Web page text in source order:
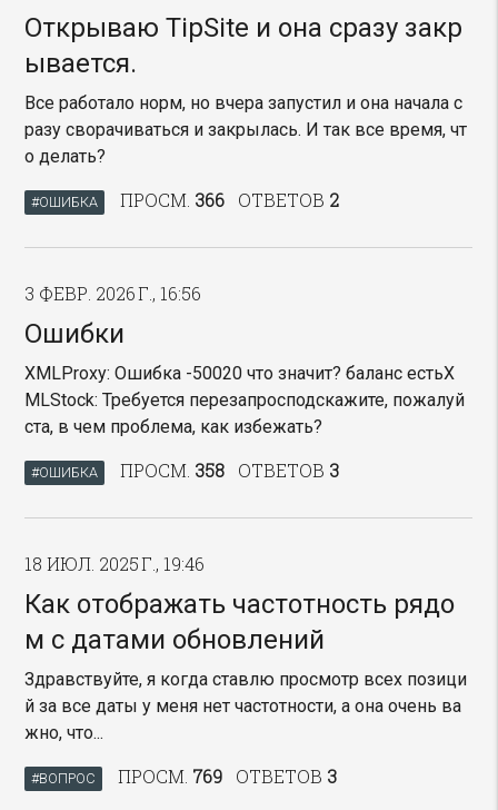
Открываю TipSite и она сразу закр
ывается.
Все работало норм, но вчера запустил и она начала с
разу сворачиваться и закрылась. И так все время, чт
о делать?
#ОШИБКА ПРОСМ. 366 ОТВЕТОВ 2
3 ФЕВР. 2026 Г., 16:56
Ошибки
XMLProxy: Ошибка -50020 что значит? баланс естьX
MLStock: Требуется перезапросподскажите, пожалуй
ста, в чем проблема, как избежать?
#ОШИБКА ПРОСМ. 358 ОТВЕТОВ 3
18 ИЮЛ. 2025 Г., 19:46
Как отображать частотность рядо
м с датами обновлений
Здравствуйте, я когда ставлю просмотр всех позици
й за все даты у меня нет частотности, а она очень ва
жно, что...
#ВОПРОС ПРОСМ. 769 ОТВЕТОВ 3